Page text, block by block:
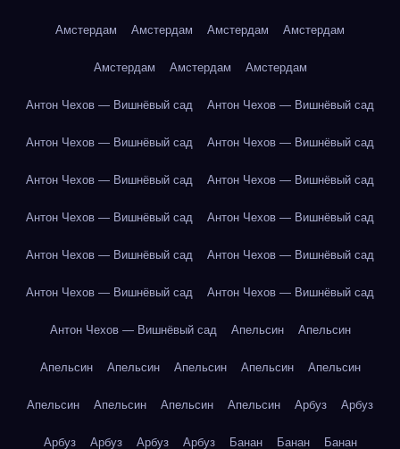
Амстердам Амстердам Амстердам Амстердам
Амстердам Амстердам Амстердам
Антон Чехов — Вишнёвый сад Антон Чехов — Вишнёвый сад
Антон Чехов — Вишнёвый сад Антон Чехов — Вишнёвый сад
Антон Чехов — Вишнёвый сад Антон Чехов — Вишнёвый сад
Антон Чехов — Вишнёвый сад Антон Чехов — Вишнёвый сад
Антон Чехов — Вишнёвый сад Антон Чехов — Вишнёвый сад
Антон Чехов — Вишнёвый сад Антон Чехов — Вишнёвый сад
Антон Чехов — Вишнёвый сад Апельсин Апельсин
Апельсин Апельсин Апельсин Апельсин Апельсин
Апельсин Апельсин Апельсин Апельсин Арбуз Арбуз
Арбуз Арбуз Арбуз Арбуз Банан Банан Банан